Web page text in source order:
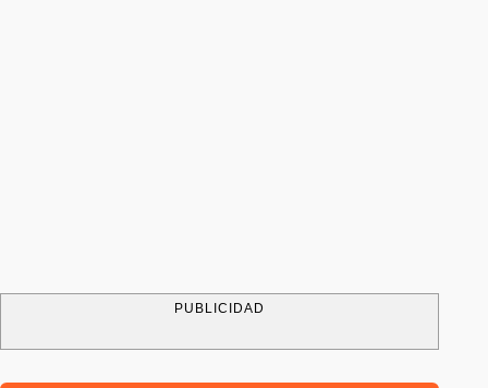
PUBLICIDAD